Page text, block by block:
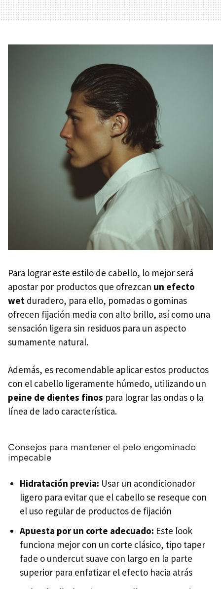
Para lograr este estilo de cabello, lo mejor será
apostar por productos que ofrezcan un efecto
wet duradero, para ello, pomadas o gominas
ofrecen fijación media con alto brillo, así como una
sensación ligera sin residuos para un aspecto
sumamente natural.
Además, es recomendable aplicar estos productos
con el cabello ligeramente húmedo, utilizando un
peine de dientes finos para lograr las ondas o la
línea de lado característica.
Consejos para mantener el pelo engominado
impecable
Hidratación previa: Usar un acondicionador
ligero para evitar que el cabello se reseque con
el uso regular de productos de fijación
Apuesta por un corte adecuado: Este look
funciona mejor con un corte clásico, tipo taper
fade o undercut suave con largo en la parte
superior para enfatizar el efecto hacia atrás